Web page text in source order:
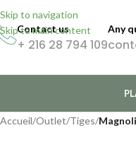
Skip to navigation
Skip to main content
Contact us
+ 216 28 794 109
Any
Accueil/Outlet/Tiges/